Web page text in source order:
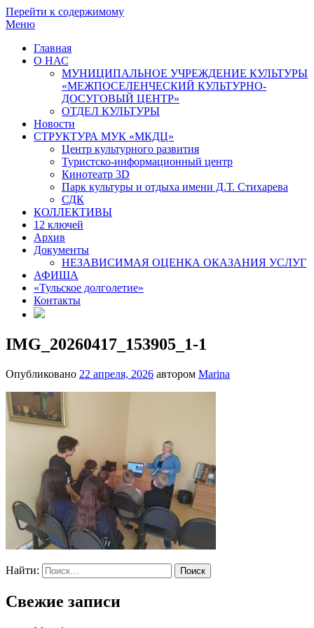
Перейти к содержимому
Меню
Главная
О НАС
МУНИЦИПАЛЬНОЕ УЧРЕЖДЕНИЕ КУЛЬТУРЫ
«МЕЖПОСЕЛЕНЧЕСКИЙ КУЛЬТУРНО-
ДОСУГОВЫЙ ЦЕНТР»
ОТДЕЛ КУЛЬТУРЫ
Новости
СТРУКТУРА МУК «МКДЦ»
Центр культурного развития
Туристско-информационный центр
Кинотеатр 3D
Парк культуры и отдыха имени Д.Т. Стихарева
СДК
КОЛЛЕКТИВЫ
12 ключей
Архив
Документы
НЕЗАВИСИМАЯ ОЦЕНКА ОКАЗАНИЯ УСЛУГ
АФИША
«Тульское долголетие»
Контакты
IMG_20260417_153905_1-1
Опубликовано 22 апреля, 2026 автором Marina
Найти:
Свежие записи